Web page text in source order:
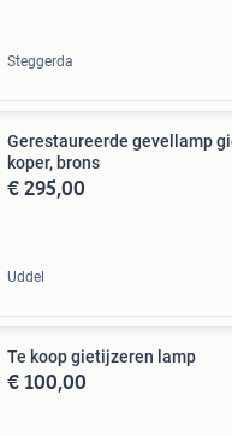
Steggerda
Gerestaureerde gevellamp
koper, brons
€ 295,00
Uddel
Te koop gietijzeren lamp
€ 100,00